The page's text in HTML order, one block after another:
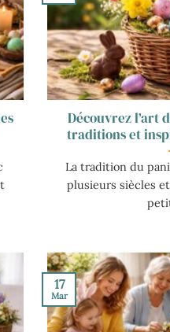
Découvrez l’art
traditions et
La tradition du
plusieurs siècles
17
Mar